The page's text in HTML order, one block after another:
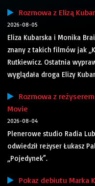
Rozmowa z Elizą
2026-08-05
Eliza Kubarska i Monika
znany z takich filmów jak
Rutkiewicz. Ostatnia
wyglądała droga Elizy
Rozmowa z
Movie
2026-08-04
Plenerowe studio Radia
odwiedził reżyser Łukasz
„Pojedynek”.
Pokaz debiutu Marka